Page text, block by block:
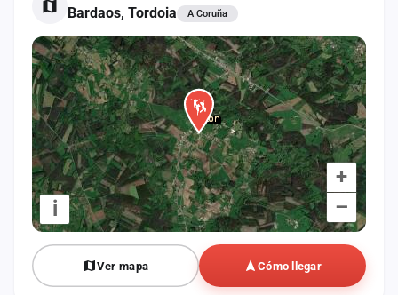
Bardaos, Tordoia A Coruña
+
–
i
Ver mapa Cómo llegar
Contacto